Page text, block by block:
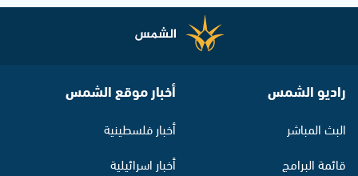
راديو الشمس
البث المباشر
قائمة البرامج
أخبار موقع الشمس
أخبار فلسطينية
أخبار اسرائيلية